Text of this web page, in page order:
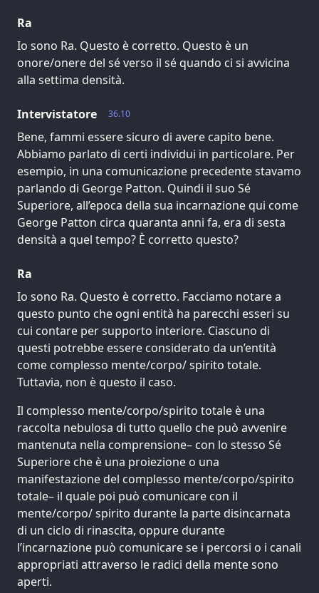
Ra
Io sono Ra. Questo è corretto. Questo è un
onore/onere del sé verso il sé quando ci si avvicina
alla settima densità.
36.10
Intervistatore
Bene, fammi essere sicuro di avere capito bene.
Abbiamo parlato di certi individui in particolare. Per
esempio, in una comunicazione precedente stavamo
parlando di George Patton. Quindi il suo Sé
Superiore, all’epoca della sua incarnazione qui come
George Patton circa quaranta anni fa, era di sesta
densità a quel tempo? È corretto questo?
Ra
Io sono Ra. Questo è corretto. Facciamo notare a
questo punto che ogni entità ha parecchi esseri su
cui contare per supporto interiore. Ciascuno di
questi potrebbe essere considerato da un’entità
come complesso mente/corpo/ spirito totale.
Tuttavia, non è questo il caso.
Il complesso mente/corpo/spirito totale è una
raccolta nebulosa di tutto quello che può avvenire
mantenuta nella comprensione– con lo stesso Sé
Superiore che è una proiezione o una
manifestazione del complesso mente/corpo/spirito
totale– il quale poi può comunicare con il
mente/corpo/ spirito durante la parte disincarnata
di un ciclo di rinascita, oppure durante
l’incarnazione può comunicare se i percorsi o i canali
appropriati attraverso le radici della mente sono
aperti.